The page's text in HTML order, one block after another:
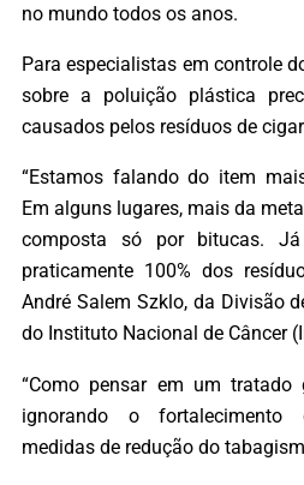
no mundo todos os anos.
Para especialistas em controle
sobre a poluição plástica
causados pelos resíduos de
“Estamos falando do item
Em alguns lugares, mais da
composta só por bitucas.
praticamente 100% dos
André Salem Szklo, da Divisão
do Instituto Nacional de Câncer
“Como pensar em um
ignorando o fortalecimento
medidas de redução do